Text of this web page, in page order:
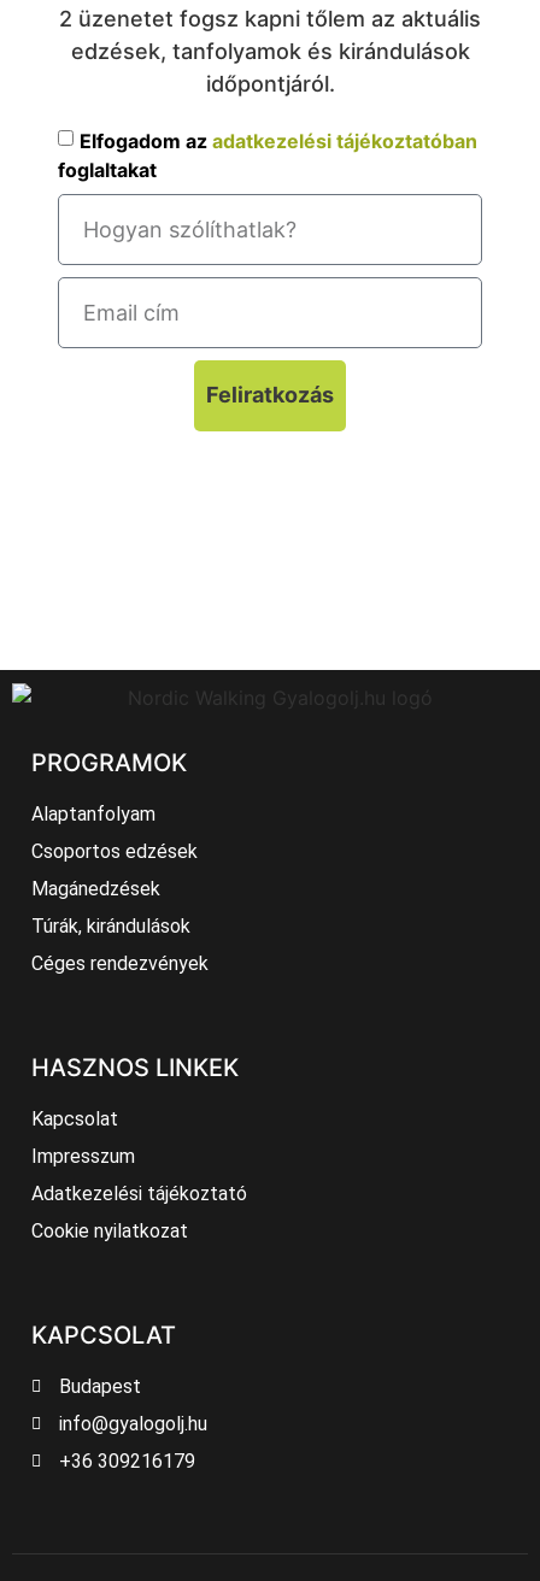
2 üzenetet fogsz kapni tőlem az aktuális
edzések, tanfolyamok és kirándulások
időpontjáról.
Elfogadom az adatkezelési tájékoztatóban
foglaltakat
Feliratkozás
PROGRAMOK
Alaptanfolyam
Csoportos edzések
Magánedzések
Túrák, kirándulások
Céges rendezvények
HASZNOS LINKEK
Kapcsolat
Impresszum
Adatkezelési tájékoztató
Cookie nyilatkozat
KAPCSOLAT
Budapest
info@gyalogolj.hu
+36 309216179